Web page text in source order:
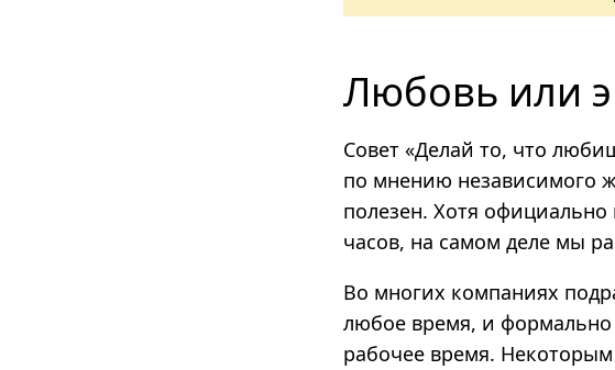
Любовь или
Совет «Делай то, что
по мнению независимого
полезен. Хотя
часов, на самом деле мы
Во многих компаниях
любое время, и
рабочее время.